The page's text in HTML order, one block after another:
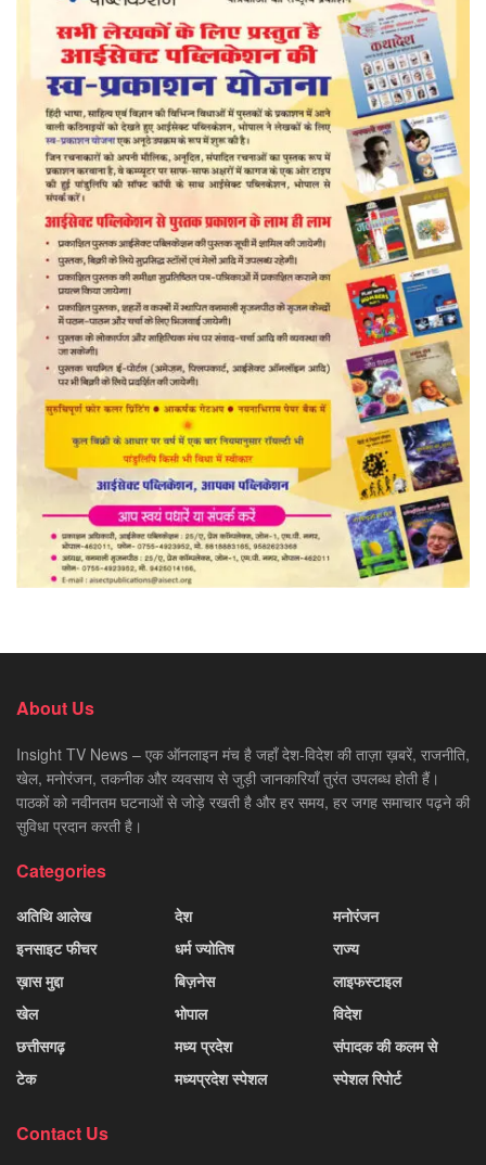
About Us
Insight TV News – एक ऑनलाइन मंच है जहाँ देश-विदेश की ताज़ा ख़बरें, राजनीति,
खेल, मनोरंजन, तकनीक और व्यवसाय से जुड़ी जानकारियाँ तुरंत उपलब्ध होती हैं।
पाठकों को नवीनतम घटनाओं से जोड़े रखती है और हर समय, हर जगह समाचार पढ़ने की
सुविधा प्रदान करती है।
Categories
अतिथि आलेख
इनसाइट फीचर
ख़ास मुद्दा
खेल
छत्तीसगढ़
टेक
देश
धर्म ज्योतिष
बिज़नेस
भोपाल
मध्य प्रदेश
मध्यप्रदेश स्पेशल
मनोरंजन
राज्य
लाइफस्टाइल
विदेश
संपादक की कलम से
स्पेशल रिपोर्ट
Contact Us